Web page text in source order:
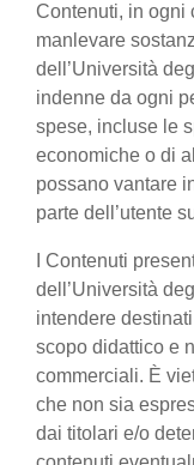
Contenuti, in ogni
manlevare
dell’Università
indenne da ogni
spese, incluse le
economiche o di
possano vantare
parte dell’utente
I Contenuti
dell’Università
intendere
scopo didattico e
commerciali. È
che non sia
dai titolari e/o